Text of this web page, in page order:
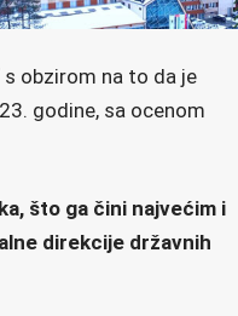
obzirom na to da je
godine, sa ocenom
što ga čini najvećim i
direkcije državnih